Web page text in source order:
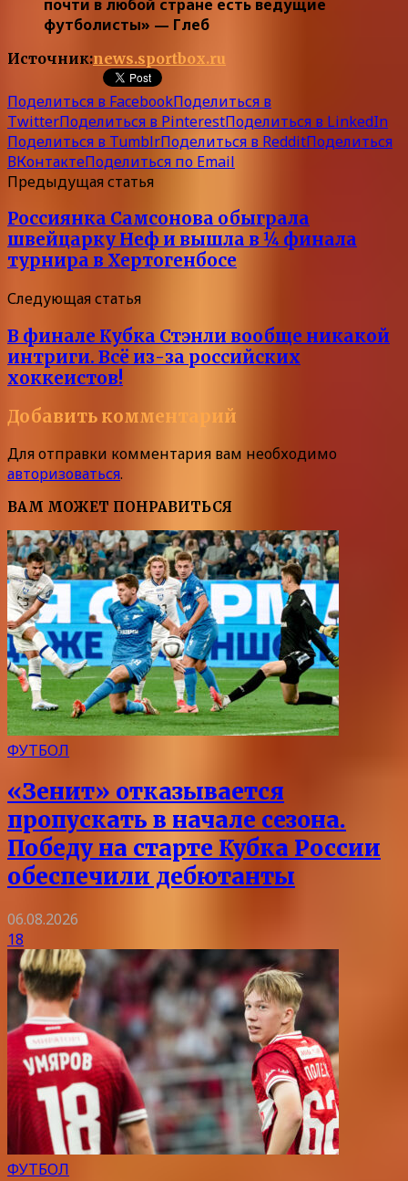
почти в любой стране есть ведущие
футболисты» — Глеб
Источник:news.sportbox.ru
Поделиться в FacebookПоделиться в
TwitterПоделиться в PinterestПоделиться в LinkedIn
Поделиться в TumblrПоделиться в RedditПоделиться
ВКонтактеПоделиться по Email
Предыдущая статья
Россиянка Самсонова обыграла
швейцарку Неф и вышла в ¼ финала
турнира в Хертогенбосе
Следующая статья
В финале Кубка Стэнли вообще никакой
интриги. Всё из-за российских
хоккеистов!
Добавить комментарий
Для отправки комментария вам необходимо
авторизоваться.
ВАМ МОЖЕТ ПОНРАВИТЬСЯ
ФУТБОЛ
«Зенит» отказывается
пропускать в начале сезона.
Победу на старте Кубка России
обеспечили дебютанты
06.08.2026
18
ФУТБОЛ